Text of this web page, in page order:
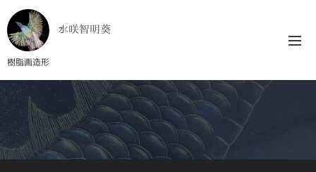
水咲智明葵
樹脂画造形